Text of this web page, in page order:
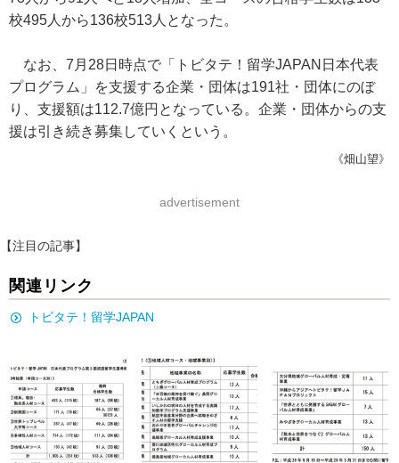
校495人から136校513人となった。
なお、7月28日時点で「トビタテ！留学JAPAN日本代表
プログラム」を支援する企業・団体は191社・団体にのぼ
り、支援額は112.7億円となっている。企業・団体からの支
援は引き続き募集していくという。
《畑山望》
advertisement
【注目の記事】
関連リンク
トビタテ！留学JAPAN